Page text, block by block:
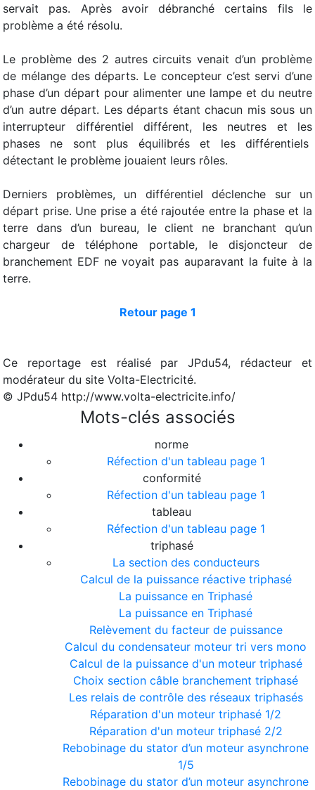
servait pas. Après avoir débranché certains fils le
problème a été résolu.
Le problème des 2 autres circuits venait d’un problème
de mélange des départs. Le concepteur c’est servi d’une
phase d’un départ pour alimenter une lampe et du neutre
d’un autre départ. Les départs étant chacun mis sous un
interrupteur différentiel différent, les neutres et les
phases ne sont plus équilibrés et les différentiels
détectant le problème jouaient leurs rôles.
Derniers problèmes, un différentiel déclenche sur un
départ prise. Une prise a été rajoutée entre la phase et la
terre dans d’un bureau, le client ne branchant qu’un
chargeur de téléphone portable, le disjoncteur de
branchement EDF ne voyait pas auparavant la fuite à la
terre.
Retour page 1
Ce reportage est réalisé par JPdu54, rédacteur et
modérateur du site Volta-Electricité.
© JPdu54 http://www.volta-electricite.info/
Mots-clés associés
norme
Réfection d'un tableau page 1
conformité
Réfection d'un tableau page 1
tableau
Réfection d'un tableau page 1
triphasé
La section des conducteurs
Calcul de la puissance réactive triphasé
La puissance en Triphasé
La puissance en Triphasé
Relèvement du facteur de puissance
Calcul du condensateur moteur tri vers mono
Calcul de la puissance d'un moteur triphasé
Choix section câble branchement triphasé
Les relais de contrôle des réseaux triphasés
Réparation d'un moteur triphasé 1/2
Réparation d'un moteur triphasé 2/2
Rebobinage du stator d’un moteur asynchrone
1/5
Rebobinage du stator d’un moteur asynchrone